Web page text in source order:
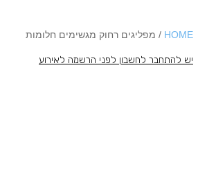
HOME / מפליגים רחוק מגשימים חלומות
יש להתחבר לחשבון לפני הרשמה לאירוע